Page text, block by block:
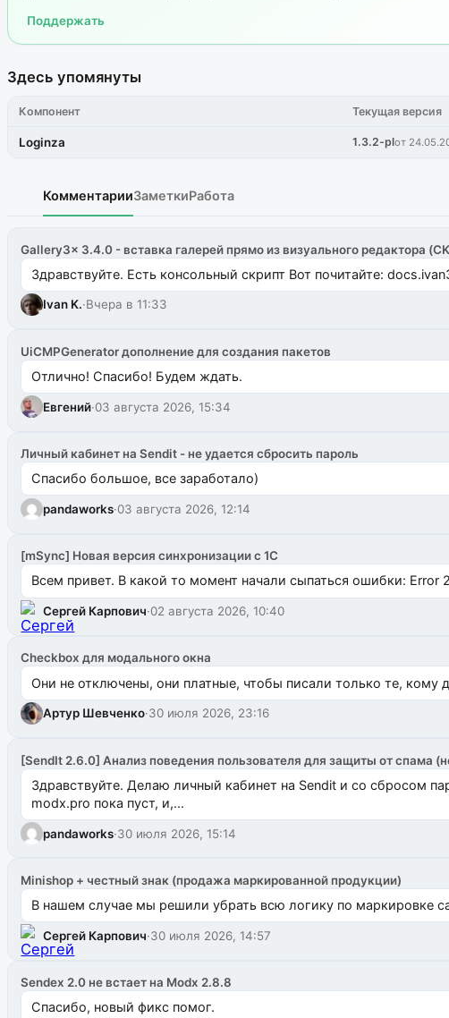
Поддержать
Здесь упомянуты
Компонент Текущая версия
Loginza 1.3.2-plот
КомментарииЗаметкиРабота
Gallery3x 3.4.0 - вставка галерей прямо из визуального редактора
Здравствуйте. Есть консольный скрипт Вот почитайте:
Ivan K.·Вчера в 11:33
UiCMPGenerator дополнение для создания пакетов
Отлично! Спасибо! Будем ждать.
Евгений·03 августа 2026, 15:34
Личный кабинет на Sendit - не удается сбросить пароль
Спасибо большое, все заработало)
pandaworks·03 августа 2026, 12:14
[mSync] Новая версия синхронизации с 1С
Всем привет. В какой то момент начали сыпаться ошибки:
Сергей Карпович·02 августа 2026, 10:40
Checkbox для модального окна
Они не отключены, они платные, чтобы писали только те, кому
Артур Шевченко·30 июля 2026, 23:16
[SendIt 2.6.0] Анализ поведения пользователя для защиты от спама
Здравствуйте. Делаю личный кабинет на Sendit и со сбросом
modx.pro пока пуст, и,...
pandaworks·30 июля 2026, 15:14
Minishop + честный знак (продажа маркированной продукции)
В нашем случае мы решили убрать всю логику по маркировке
Сергей Карпович·30 июля 2026, 14:57
Sendex 2.0 не встает на Modx 2.8.8
Спасибо, новый фикс помог.